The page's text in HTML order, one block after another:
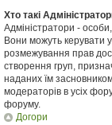
Хто такі
Адміністратори -
Вони можуть керувати
розмежування прав
створення груп,
наданих їм
модераторів в усіх
форуму.
Догори